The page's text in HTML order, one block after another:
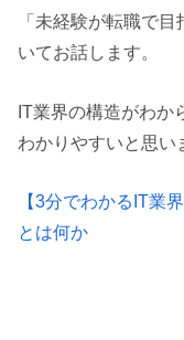
「未経験が転職で
いてお話します。
IT業界の構造がわか
わかりやすいと思い
【3分でわかるIT業
とは何か